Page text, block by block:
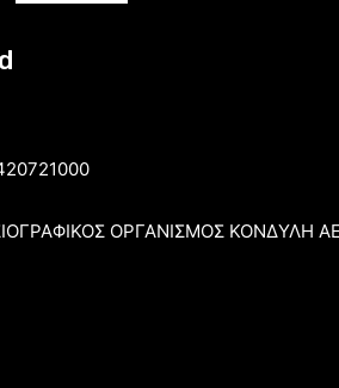
ΟΡΓΑΝΙΣΜΟΣ ΚΟΝΔΥΛΗ